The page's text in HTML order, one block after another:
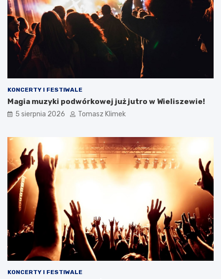
KONCERTY I FESTIWALE
Magia muzyki podwórkowej już jutro w Wieliszewie!
5 sierpnia 2026 Tomasz Klimek
KONCERTY I FESTIWALE